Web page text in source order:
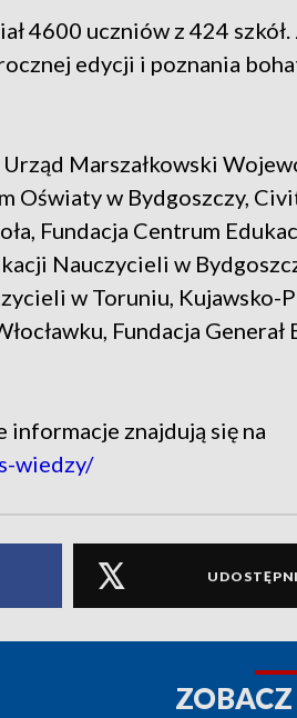
4600 uczniów z 424 szkół.
edycji i poznania
Marszałkowski
Oświaty w Bydgoszczy,
Fundacja Centrum
Nauczycieli w
w Toruniu, Kujawsko-
Fundacja
informacje znajdują się na
wiedzy/